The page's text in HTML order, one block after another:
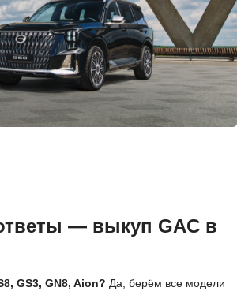
— выкуп GAC в
GS3, GN8, Aion? Да, берём все модели